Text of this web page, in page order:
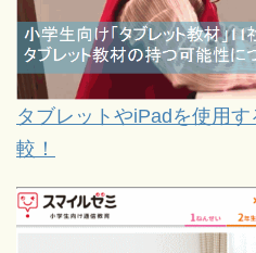
タブレットやiPadを使用
較！